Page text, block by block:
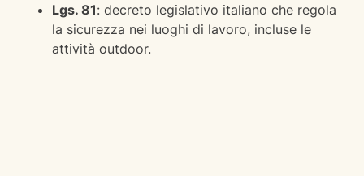
Lgs. 81: decreto legislativo italiano che regola
la sicurezza nei luoghi di lavoro, incluse le
attività outdoor.